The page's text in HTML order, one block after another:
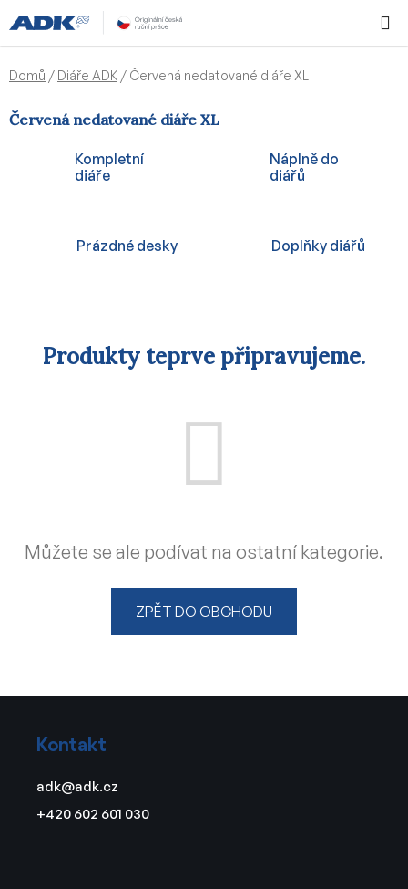
na
obsah
KOŠÍK
Domů / Diáře ADK / Červená nedatované diáře XL
Červená nedatované diáře XL
Kompletní
diáře
Náplně do
diářů
Prázdné desky Doplňky diářů
Produkty teprve připravujeme.
Můžete se ale podívat na ostatní kategorie.
ZPĚT DO OBCHODU
Kontakt
adk@adk.cz
+420 602 601 030